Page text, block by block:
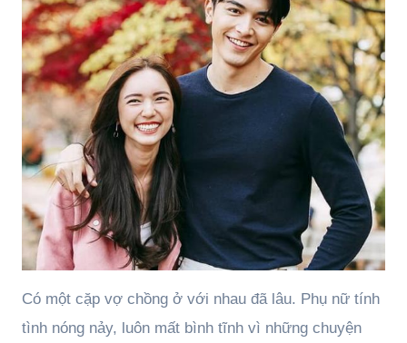
Có một cặp vợ chồng ở với nhau đã lâu. Phụ nữ tính
tình nóng nảy, luôn mất bình tĩnh vì những chuyện